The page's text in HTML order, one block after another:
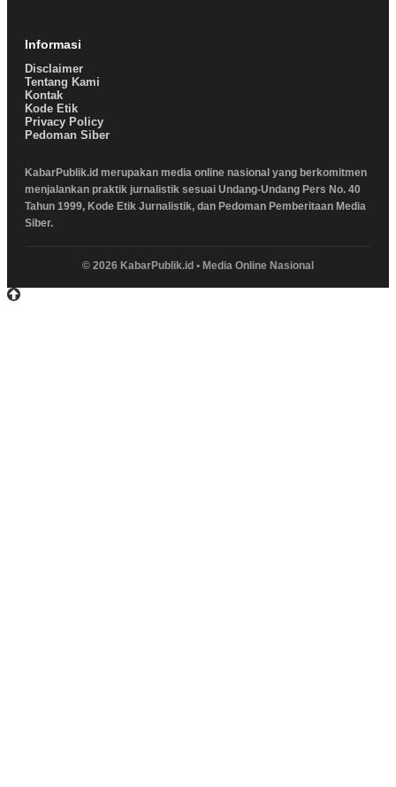
Informasi
Disclaimer
Tentang Kami
Kontak
Kode Etik
Privacy Policy
Pedoman Siber
KabarPublik.id merupakan media online nasional yang berkomitmen
menjalankan praktik jurnalistik sesuai Undang-Undang Pers No. 40
Tahun 1999, Kode Etik Jurnalistik, dan Pedoman Pemberitaan Media
Siber.
© 2026 KabarPublik.id • Media Online Nasional